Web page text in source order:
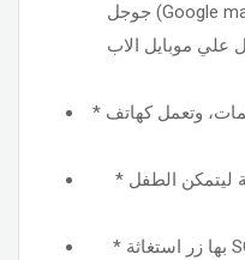
جوجل (Google maps) بدقة عالية. باحدث نظام 2020
علي موبايل الاب
* بها خاصية استقبال وارسال المكالمات، وتعمل كهاتف
* يمكن تسجيل 10 ارقام علي الساعة ليتمكن الطفل
* بها زر استغاثة SOS عند ضغط الطفل علي هذا الزر